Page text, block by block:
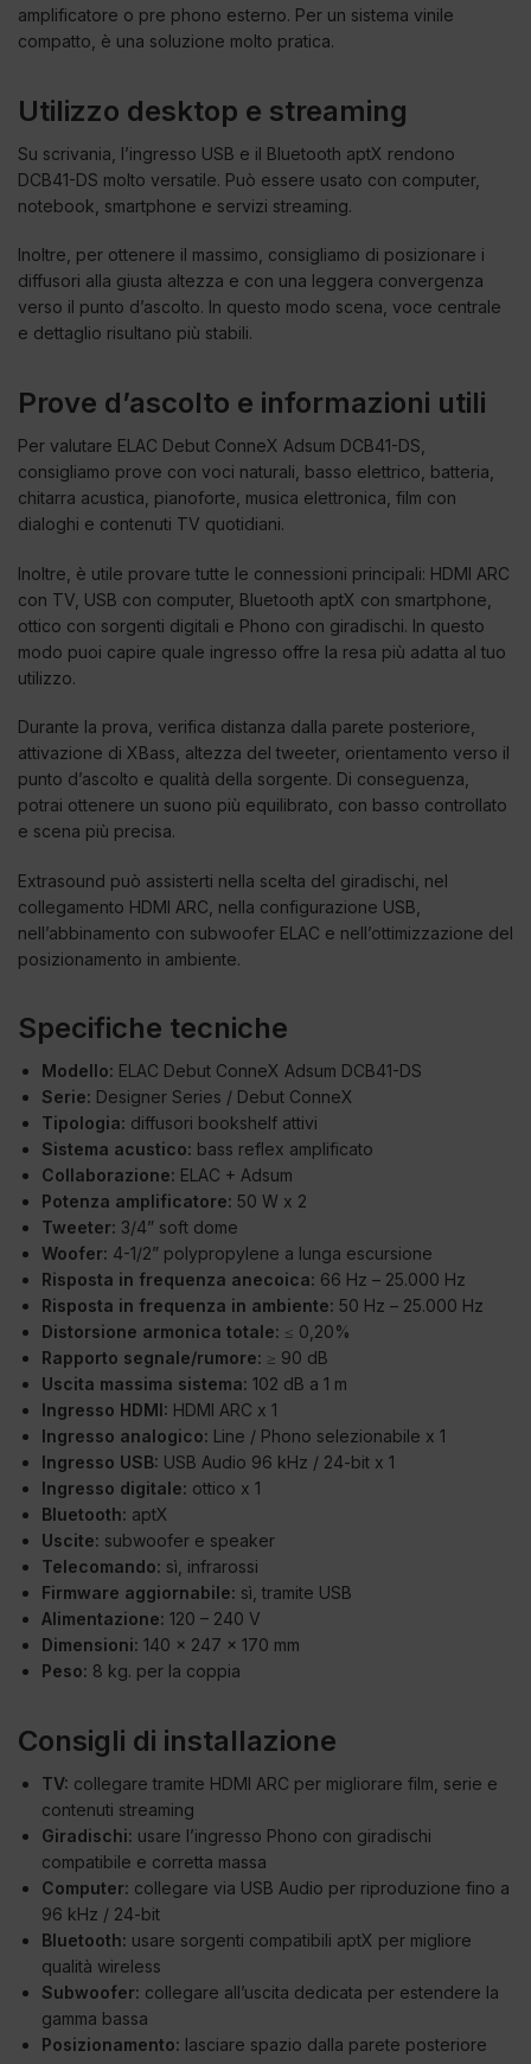
amplificatore o pre phono esterno. Per un sistema vinile
compatto, è una soluzione molto pratica.
Utilizzo desktop e streaming
Su scrivania, l’ingresso USB e il Bluetooth aptX rendono
DCB41-DS molto versatile. Può essere usato con computer,
notebook, smartphone e servizi streaming.
Inoltre, per ottenere il massimo, consigliamo di posizionare i
diffusori alla giusta altezza e con una leggera convergenza
verso il punto d’ascolto. In questo modo scena, voce centrale
e dettaglio risultano più stabili.
Prove d’ascolto e informazioni utili
Per valutare ELAC Debut ConneX Adsum DCB41-DS,
consigliamo prove con voci naturali, basso elettrico, batteria,
chitarra acustica, pianoforte, musica elettronica, film con
dialoghi e contenuti TV quotidiani.
Inoltre, è utile provare tutte le connessioni principali: HDMI ARC
con TV, USB con computer, Bluetooth aptX con smartphone,
ottico con sorgenti digitali e Phono con giradischi. In questo
modo puoi capire quale ingresso offre la resa più adatta al tuo
utilizzo.
Durante la prova, verifica distanza dalla parete posteriore,
attivazione di XBass, altezza del tweeter, orientamento verso il
punto d’ascolto e qualità della sorgente. Di conseguenza,
potrai ottenere un suono più equilibrato, con basso controllato
e scena più precisa.
Extrasound può assisterti nella scelta del giradischi, nel
collegamento HDMI ARC, nella configurazione USB,
nell’abbinamento con subwoofer ELAC e nell’ottimizzazione del
posizionamento in ambiente.
Specifiche tecniche
Modello: ELAC Debut ConneX Adsum DCB41-DS
Serie: Designer Series / Debut ConneX
Tipologia: diffusori bookshelf attivi
Sistema acustico: bass reflex amplificato
Collaborazione: ELAC + Adsum
Potenza amplificatore: 50 W x 2
Tweeter: 3/4” soft dome
Woofer: 4-1/2” polypropylene a lunga escursione
Risposta in frequenza anecoica: 66 Hz – 25.000 Hz
Risposta in frequenza in ambiente: 50 Hz – 25.000 Hz
Distorsione armonica totale: ≤ 0,20%
Rapporto segnale/rumore: ≥ 90 dB
Uscita massima sistema: 102 dB a 1 m
Ingresso HDMI: HDMI ARC x 1
Ingresso analogico: Line / Phono selezionabile x 1
Ingresso USB: USB Audio 96 kHz / 24-bit x 1
Ingresso digitale: ottico x 1
Bluetooth: aptX
Uscite: subwoofer e speaker
Telecomando: sì, infrarossi
Firmware aggiornabile: sì, tramite USB
Alimentazione: 120 – 240 V
Dimensioni: 140 x 247 x 170 mm
Peso: 8 kg. per la coppia
Consigli di installazione
TV: collegare tramite HDMI ARC per migliorare film, serie e
contenuti streaming
Giradischi: usare l’ingresso Phono con giradischi
compatibile e corretta massa
Computer: collegare via USB Audio per riproduzione fino a
96 kHz / 24-bit
Bluetooth: usare sorgenti compatibili aptX per migliore
qualità wireless
Subwoofer: collegare all’uscita dedicata per estendere la
gamma bassa
Posizionamento: lasciare spazio dalla parete posteriore